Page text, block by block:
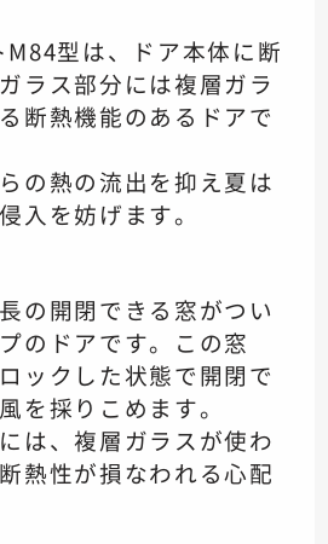
型は、
ドア本体に断
ガラス部分には複層ガラ
断熱機能のあるドアで
の熱の流出を抑え夏は
入を妨げます。
の開閉できる窓がつい
のドアです。この窓
ックした状態で開閉で
を採りこめます。
は、複層ガラスが使わ
断熱性が損なわれる心配